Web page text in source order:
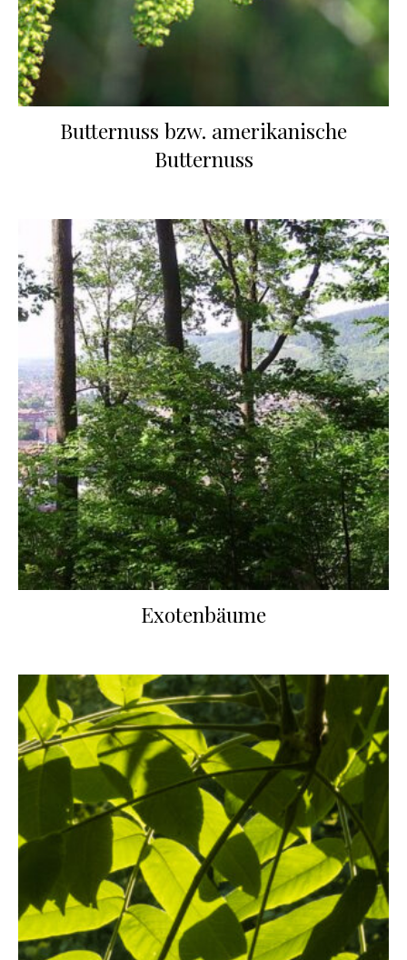
Butternuss bzw. amerikanische
Butternuss
Exotenbäume